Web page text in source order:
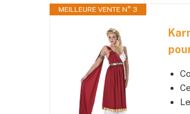
MEILLEURE VENTE N° 3